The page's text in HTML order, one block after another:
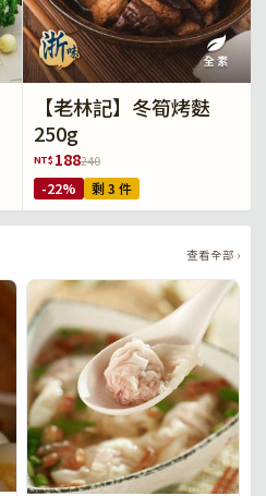
【老林記】冬筍烤麩
250g
NT$ 188240
-22% 剩 3 件
查看全部 ›